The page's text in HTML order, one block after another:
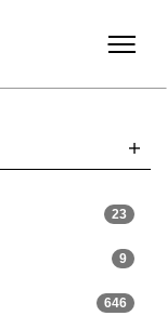
23
9
646